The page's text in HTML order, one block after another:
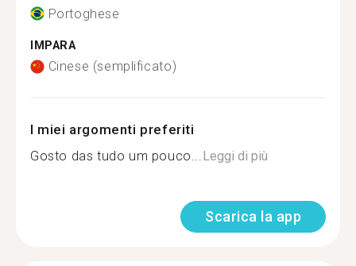
Portoghese
IMPARA
Cinese (semplificato)
I miei argomenti preferiti
Gosto das tudo um pouco...Leggi di più
Scarica la app